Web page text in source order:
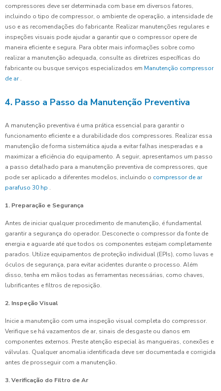
compressores deve ser determinada com base em diversos fatores,
incluindo o tipo de compressor, o ambiente de operação, a intensidade de
uso e as recomendações do fabricante. Realizar manutenções regulares e
inspeções visuais pode ajudar a garantir que o compressor opere de
maneira eficiente e segura. Para obter mais informações sobre como
realizar a manutenção adequada, consulte as diretrizes específicas do
fabricante ou busque serviços especializados em Manutenção compressor
de ar.
4. Passo a Passo da Manutenção Preventiva
A manutenção preventiva é uma prática essencial para garantir o
funcionamento eficiente e a durabilidade dos compressores. Realizar essa
manutenção de forma sistemática ajuda a evitar falhas inesperadas e a
maximizar a eficiência do equipamento. A seguir, apresentamos um passo
a passo detalhado para a manutenção preventiva de compressores, que
pode ser aplicado a diferentes modelos, incluindo o compressor de ar
parafuso 30 hp .
1. Preparação e Segurança
Antes de iniciar qualquer procedimento de manutenção, é fundamental
garantir a segurança do operador. Desconecte o compressor da fonte de
energia e aguarde até que todos os componentes estejam completamente
parados. Utilize equipamentos de proteção individual (EPIs), como luvas e
óculos de segurança, para evitar acidentes durante o processo. Além
disso, tenha em mãos todas as ferramentas necessárias, como chaves,
lubrificantes e filtros de reposição.
2. Inspeção Visual
Inicie a manutenção com uma inspeção visual completa do compressor.
Verifique se há vazamentos de ar, sinais de desgaste ou danos em
componentes externos. Preste atenção especial às mangueiras, conexões e
válvulas. Qualquer anomalia identificada deve ser documentada e corrigida
antes de prosseguir com a manutenção.
3. Verificação do Filtro de Ar